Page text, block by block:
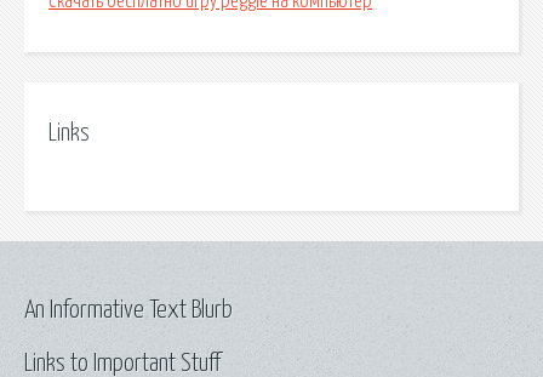
Links
Links to Important Stuff
An Informative Text Blurb